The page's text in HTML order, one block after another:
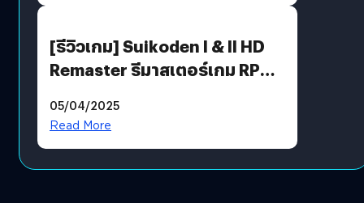
[รีวิวเกม] Suikoden I & II HD
Remaster รีมาสเตอร์เกม RPG
05/04/2025
Read More